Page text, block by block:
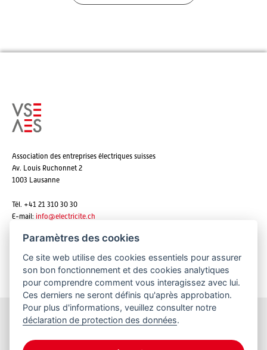
Association des entreprises électriques suisses
Av. Louis Ruchonnet 2
1003 Lausanne
Tél. +41 21 310 30 30
E-mail: info@electricite.ch
S'abonner aux newsletters
Restez informés
Paramètres des cookies
Ce site web utilise des cookies essentiels pour assurer
son bon fonctionnement et des cookies analytiques
pour comprendre comment vous interagissez avec lui.
Ces derniers ne seront définis qu'après approbation.
Pour plus d'informations, veuillez consulter notre
déclaration de protection des données.